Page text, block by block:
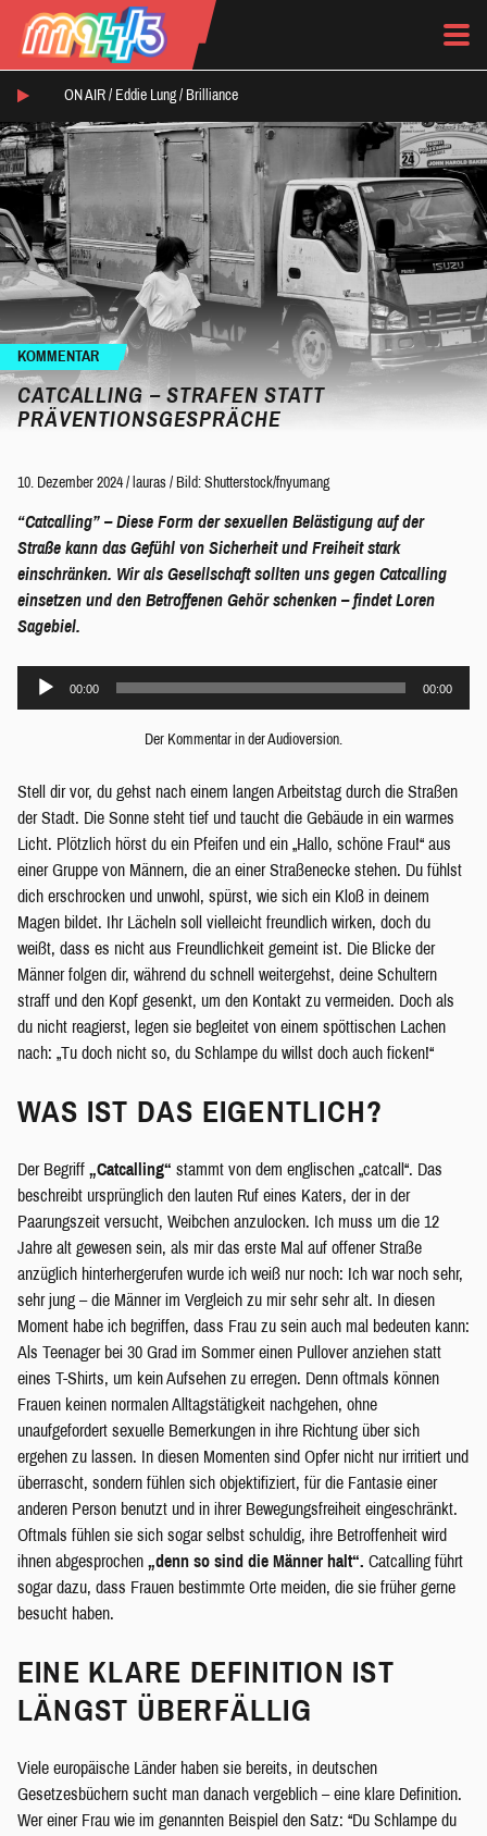
ON AIR / Eddie Lung / Brilliance
KOMMENTAR
CATCALLING – STRAFEN STATT
PRÄVENTIONSGESPRÄCHE
10. Dezember 2024/ lauras / Bild: Shutterstock/fnyumang
“Catcalling” – Diese Form der sexuellen Belästigung auf der
Straße kann das Gefühl von Sicherheit und Freiheit stark
einschränken. Wir als Gesellschaft sollten uns gegen Catcalling
einsetzen und den Betroffenen Gehör schenken – findet Loren
Sagebiel.
Audio-
00:00 00:00
Der Kommentar in der Audioversion.
Stell dir vor, du gehst nach einem langen Arbeitstag durch die Straßen
der Stadt. Die Sonne steht tief und taucht die Gebäude in ein warmes
Licht. Plötzlich hörst du ein Pfeifen und ein „Hallo, schöne Frau!“ aus
einer Gruppe von Männern, die an einer Straßenecke stehen. Du fühlst
dich erschrocken und unwohl, spürst, wie sich ein Kloß in deinem
Magen bildet. Ihr Lächeln soll vielleicht freundlich wirken, doch du
weißt, dass es nicht aus Freundlichkeit gemeint ist. Die Blicke der
Männer folgen dir, während du schnell weitergehst, deine Schultern
straff und den Kopf gesenkt, um den Kontakt zu vermeiden. Doch als
du nicht reagierst, legen sie begleitet von einem spöttischen Lachen
nach: „Tu doch nicht so, du Schlampe du willst doch auch ficken!“
WAS IST DAS EIGENTLICH?
Der Begriff „Catcalling“ stammt von dem englischen „catcall“. Das
beschreibt ursprünglich den lauten Ruf eines Katers, der in der
Paarungszeit versucht, Weibchen anzulocken. Ich muss um die 12
Jahre alt gewesen sein, als mir das erste Mal auf offener Straße
anzüglich hinterhergerufen wurde ich weiß nur noch: Ich war noch sehr,
sehr jung – die Männer im Vergleich zu mir sehr sehr alt. In diesen
Moment habe ich begriffen, dass Frau zu sein auch mal bedeuten kann:
Als Teenager bei 30 Grad im Sommer einen Pullover anziehen statt
eines T-Shirts, um kein Aufsehen zu erregen. Denn oftmals können
Frauen keinen normalen Alltagstätigkeit nachgehen, ohne
unaufgefordert sexuelle Bemerkungen in ihre Richtung über sich
ergehen zu lassen. In diesen Momenten sind Opfer nicht nur irritiert und
überrascht, sondern fühlen sich objektifiziert, für die Fantasie einer
anderen Person benutzt und in ihrer Bewegungsfreiheit eingeschränkt.
Oftmals fühlen sie sich sogar selbst schuldig, ihre Betroffenheit wird
ihnen abgesprochen „denn so sind die Männer halt“. Catcalling führt
sogar dazu, dass Frauen bestimmte Orte meiden, die sie früher gerne
besucht haben.
EINE KLARE DEFINITION IST
LÄNGST ÜBERFÄLLIG
Viele europäische Länder haben sie bereits, in deutschen
Gesetzesbüchern sucht man danach vergeblich – eine klare Definition.
Wer einer Frau wie im genannten Beispiel den Satz: “Du Schlampe du